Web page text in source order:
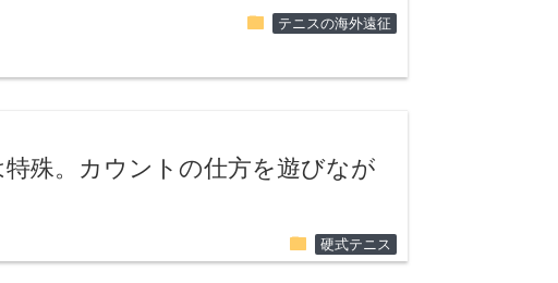
folder テニスの海外遠征
殊。カウントの仕方を遊びなが
folder 硬式テニス